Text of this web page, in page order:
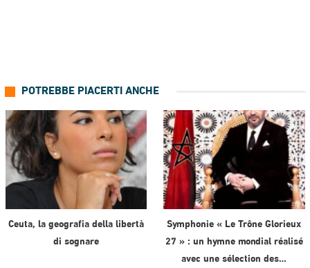
POTREBBE PIACERTI ANCHE
Ceuta, la geografia della libertà
di sognare
Symphonie « Le Trône Glorieux
27 » : un hymne mondial réalisé
avec une sélection des…